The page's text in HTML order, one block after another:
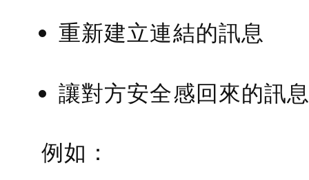
重新建立連結的訊息
讓對方安全感回來的訊
例如：